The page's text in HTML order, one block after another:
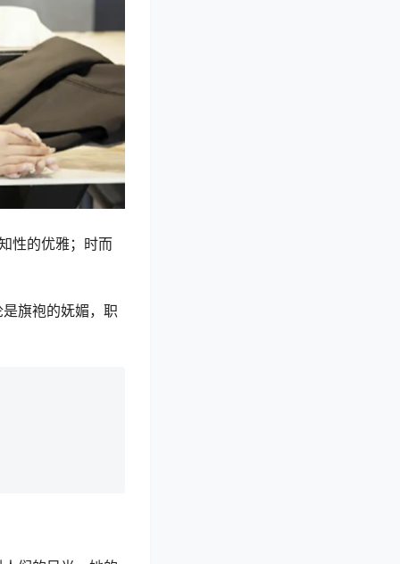
性的优雅；时而
旗袍的妩媚，职